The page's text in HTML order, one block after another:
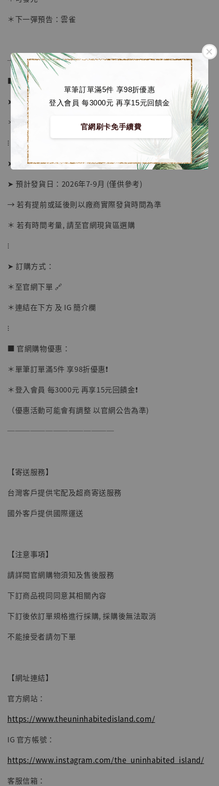
單筆訂單滿5件 享98折優惠
登入會員 每3000元 再享15元回饋金
官網刷卡免手續費
【店內現貨】海賊王 系列蒐藏雕像 布魯克達
加購優惠【讓子彈飛 鵝城縣長 張麻子 [BK01]】
【現貨】BJSTUDIO 1/6系列可動蒐藏人偶 讓
NT$ 4,980
＊下一彈預告：雲雀
──────────────
■ 販售資訊：
➤ 價格 13680元 (訂金5680)
＊ 國際運費另計
⁝
➤ 預購截止日：待工作室通知
➤ 預計發貨日：2026年7-9月 (僅供參考)
→ 若有提前或延後則以廠商實際發貨時間為準
＊ 若有時間考量, 請至官網現貨區選購
⁝
➤ 訂購方式：
＊至官網下單 🔗
＊連結在下方 及 IG 簡介欄
⁝
■ 官網購物優惠：
＊單筆訂單滿5件 享98折優惠❗️
＊登入會員 每3000元 再享15元回饋金❗️
（優惠活動可能會有調整 以官網公告為準)
──────────────
【寄送服務】
台灣客戶提供宅配及超商寄送服務
國外客戶提供國際運送
【注意事項】
請詳閱官網購物須知及售後服務
下訂商品視同同意其相關內容
下訂後依訂單規格進行採購, 採購後無法取消
不能接受者請勿下單
【網址連結】
官方網站：
https://www.theuninhabitedisland.com/
IG 官方帳號：
https://www.instagram.com/the_uninhabited_island/
客服信箱：